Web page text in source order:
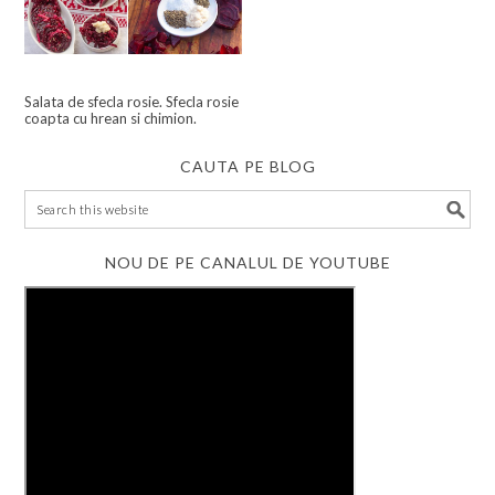
Salata de sfecla rosie. Sfecla rosie
coapta cu hrean si chimion.
CAUTA PE BLOG
NOU DE PE CANALUL DE YOUTUBE